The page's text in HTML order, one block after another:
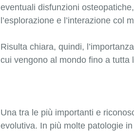
eventuali disfunzioni
l’esplorazione e l’interazione col
Risulta chiara, quindi,
cui vengono al mondo fino a tutta
Una tra le più importanti e
evolutiva. In più molte patologie